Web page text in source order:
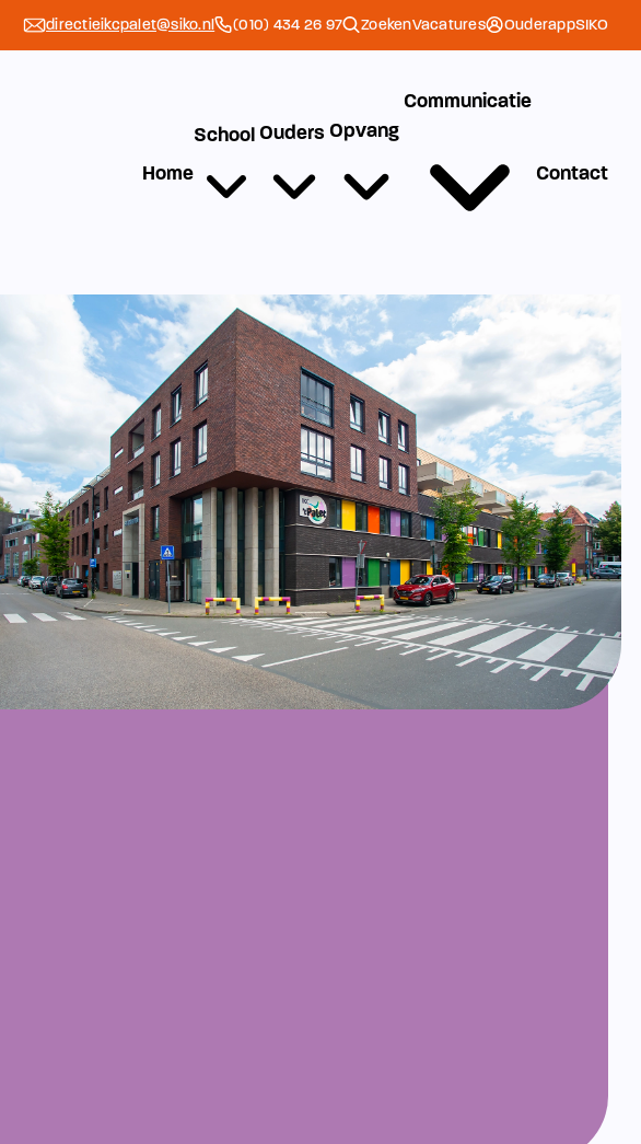
directieikcpalet@siko.nl (010) 434 26 97 ZoekenVacatures OuderappSIKO
Home
School Ouders Opvang
Communicatie
Contact